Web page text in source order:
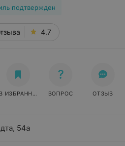
подтвержден
4.7
54а
В ИЗБРАННОЕ ВОПРОС ОТЗЫВ